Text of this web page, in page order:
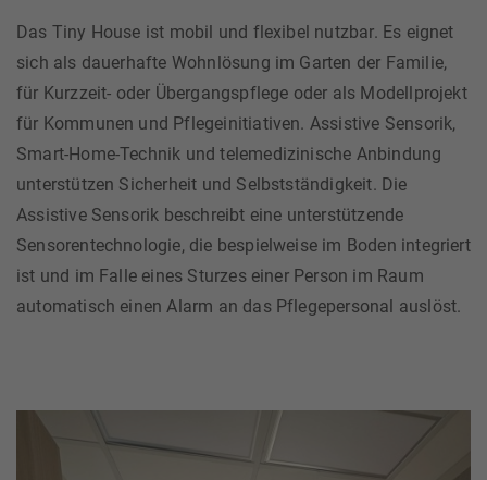
Das Tiny House ist mobil und flexibel nutzbar. Es eignet
sich als dauerhafte Wohnlösung im Garten der Familie,
für Kurzzeit- oder Übergangspflege oder als Modellprojekt
für Kommunen und Pflegeinitiativen. Assistive Sensorik,
Smart-Home-Technik und telemedizinische Anbindung
unterstützen Sicherheit und Selbstständigkeit. Die
Assistive Sensorik beschreibt eine unterstützende
Sensorentechnologie, die bespielweise im Boden integriert
ist und im Falle eines Sturzes einer Person im Raum
automatisch einen Alarm an das Pflegepersonal auslöst.